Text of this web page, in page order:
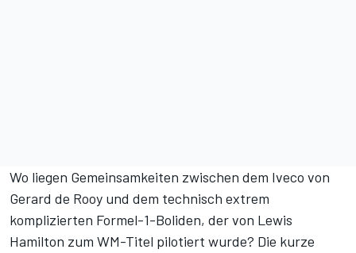
Wo liegen Gemeinsamkeiten zwischen dem Iveco von
Gerard de Rooy und dem technisch extrem
komplizierten Formel-1-Boliden, der von Lewis
Hamilton zum WM-Titel pilotiert wurde? Die kurze